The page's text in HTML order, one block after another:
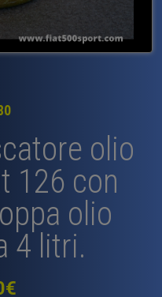
olio
126 con
olio
4 litri.
€